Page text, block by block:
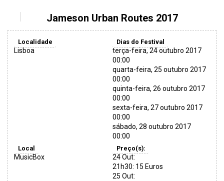
Jameson Urban Routes 2017
Localidade
Lisboa
Dias do Festival
terça-feira, 24 outubro 2017
00:00
quarta-feira, 25 outubro 2017
00:00
quinta-feira, 26 outubro 2017
00:00
sexta-feira, 27 outubro 2017
00:00
sábado, 28 outubro 2017
00:00
Local
MusicBox
Preço(s):
24 Out:
21h30: 15 Euros
25 Out: